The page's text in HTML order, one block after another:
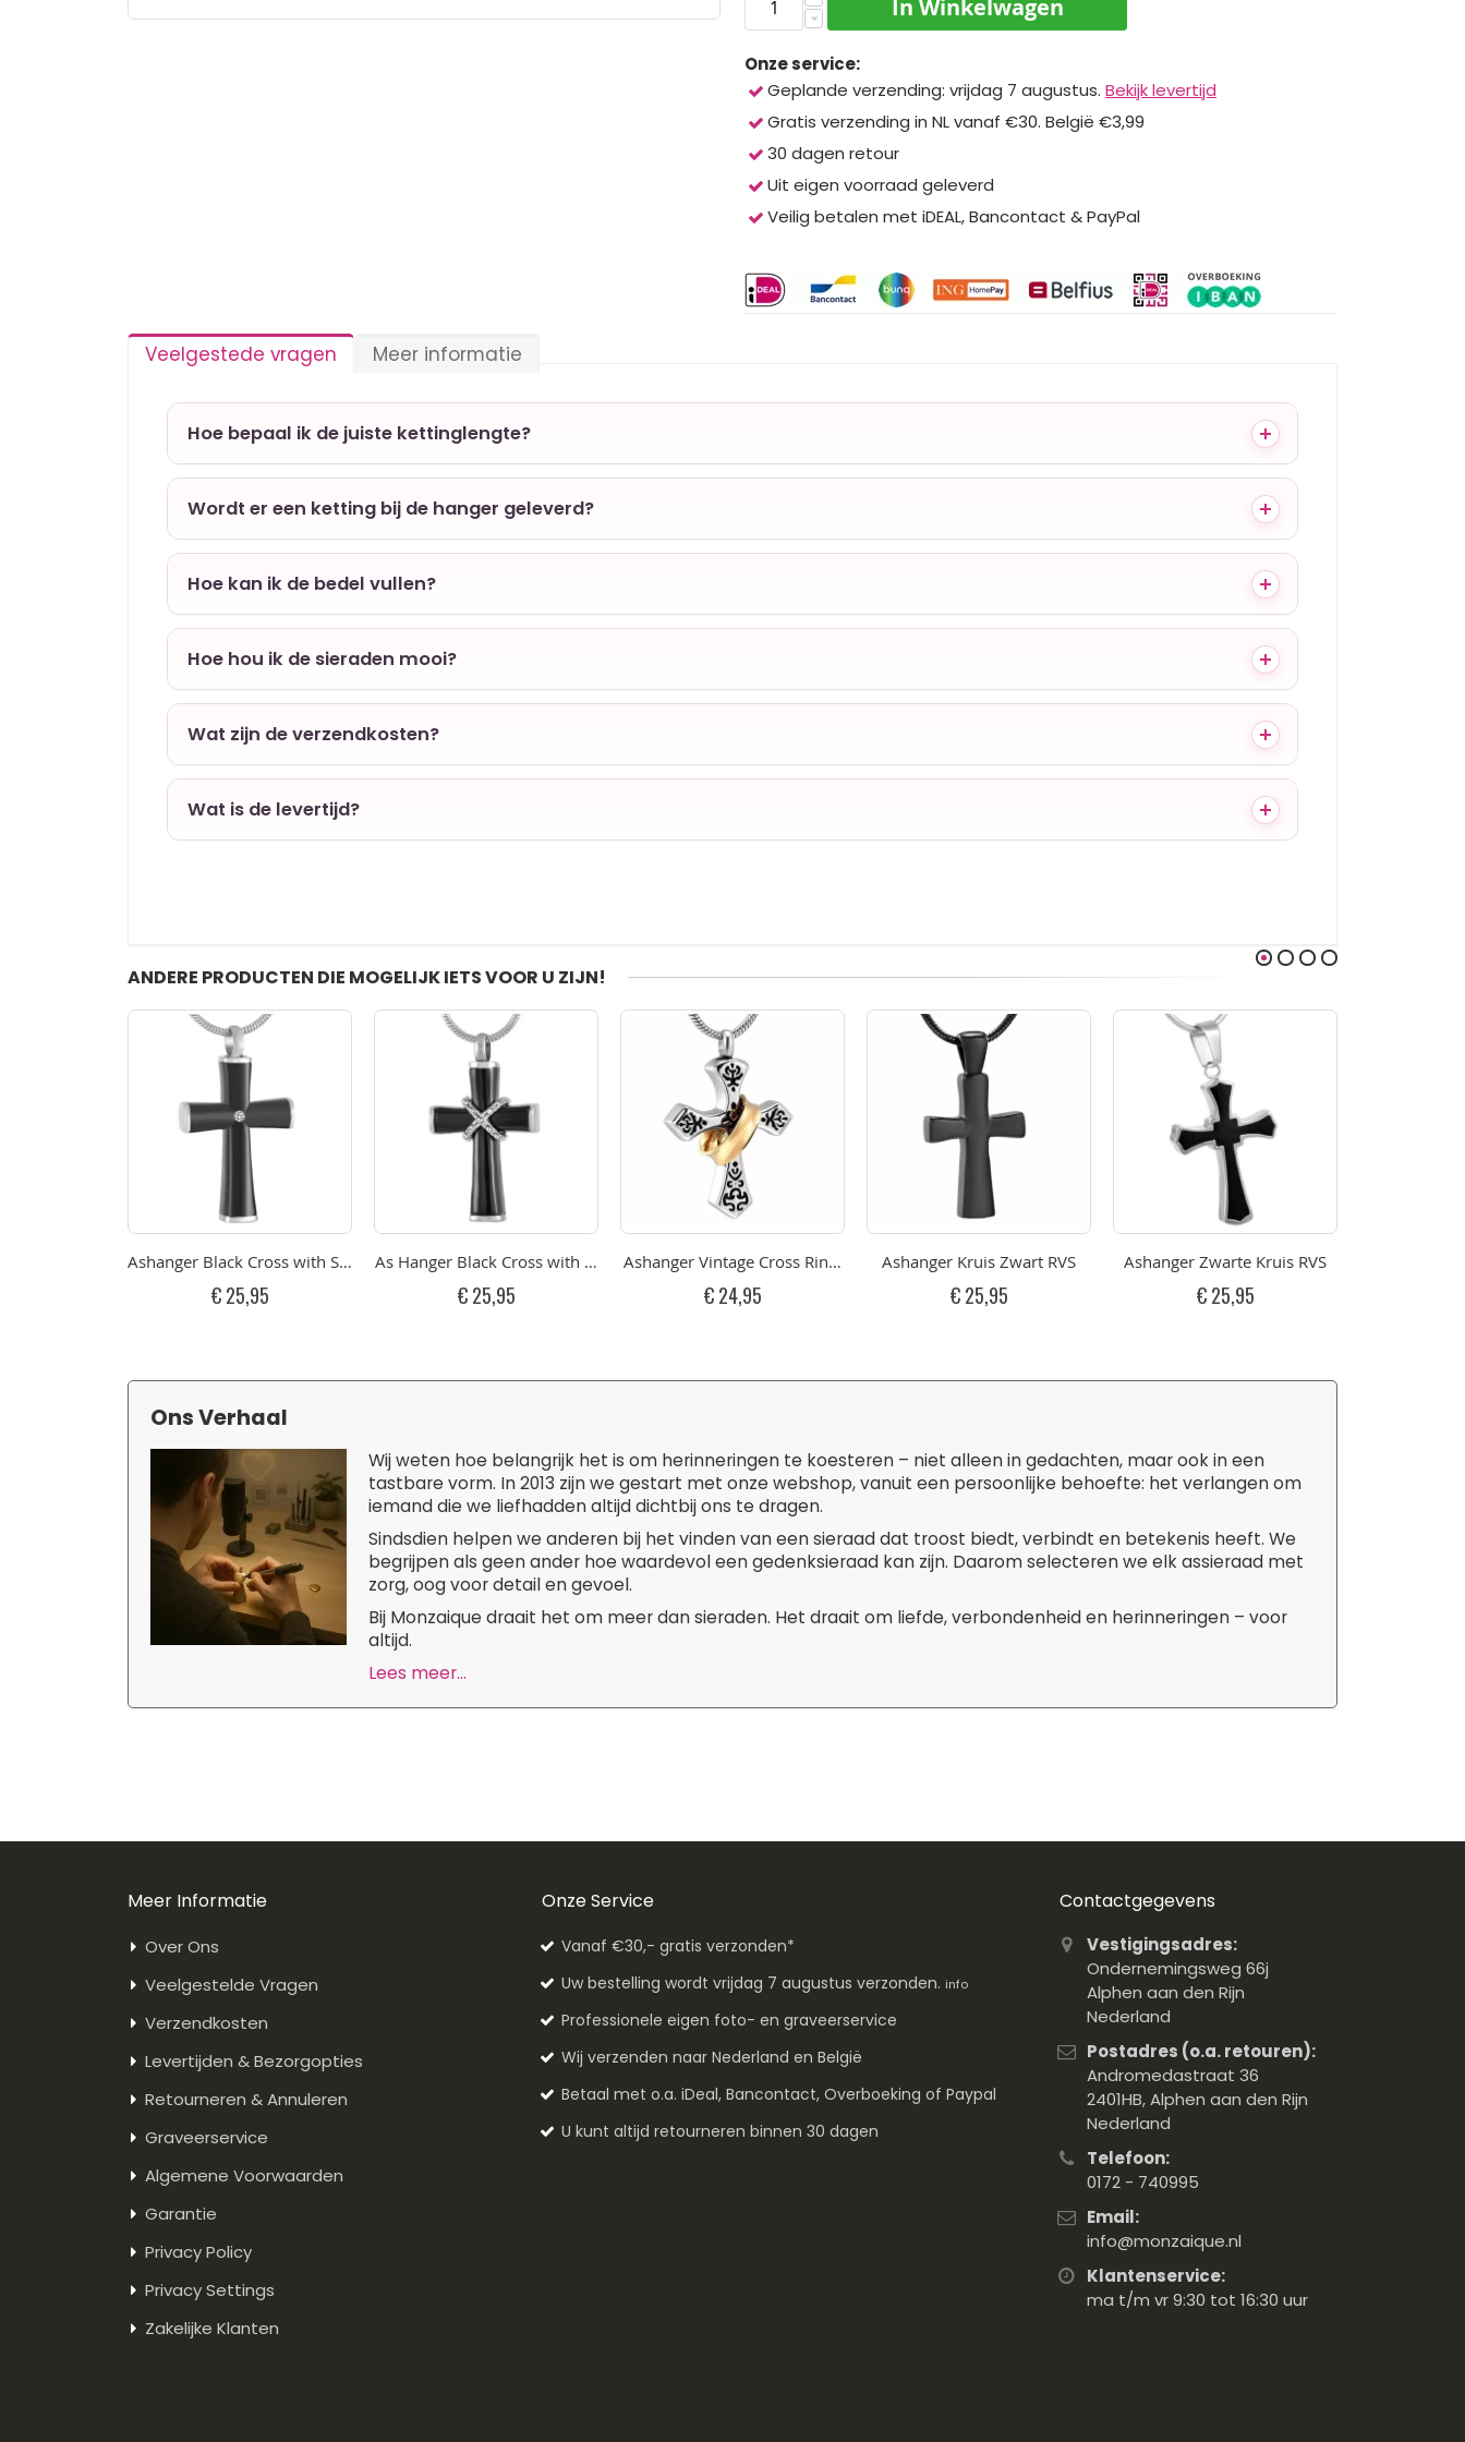
In Winkelwagen
Onze service:
Geplande verzending: vrijdag 7 augustus. Bekijk levertijd
Gratis verzending in NL vanaf €30. België €3,99
30 dagen retour
Uit eigen voorraad geleverd
Veilig betalen met iDEAL, Bancontact & PayPal
Veelgestede vragen
Hoe bepaal ik de juiste kettinglengte?
Wordt er een ketting bij de hanger geleverd?
Hoe kan ik de bedel vullen?
Hoe hou ik de sieraden mooi?
Wat zijn de verzendkosten?
Wat is de levertijd?
Meer informatie
ANDERE PRODUCTEN DIE MOGELIJK IETS VOOR U ZIJN!
Ashanger Black Cross with Strass Stone RVS Kruis
€ 25,95
As Hanger Black Cross with Strass RVS
€ 25,95
Ashanger Vintage Cross Ring RVS Goudkleurig
€ 24,95
Ashanger Kruis Zwart RVS
€ 25,95
Ashanger Zwarte Kruis RVS
€ 25,95
Ons Verhaal
Wij weten hoe belangrijk het is om herinneringen te koesteren – niet alleen in gedachten, maar ook in een
tastbare vorm. In 2013 zijn we gestart met onze webshop, vanuit een persoonlijke behoefte: het verlangen om
iemand die we liefhadden altijd dichtbij ons te dragen.
Sindsdien helpen we anderen bij het vinden van een sieraad dat troost biedt, verbindt en betekenis heeft. We
begrijpen als geen ander hoe waardevol een gedenksieraad kan zijn. Daarom selecteren we elk assieraad met
zorg, oog voor detail en gevoel.
Bij Monzaique draait het om meer dan sieraden. Het draait om liefde, verbondenheid en herinneringen – voor
altijd.
Lees meer...
Meer Informatie
Over Ons
Veelgestelde Vragen
Verzendkosten
Levertijden & Bezorgopties
Retourneren & Annuleren
Graveerservice
Algemene Voorwaarden
Garantie
Privacy Policy
Privacy Settings
Zakelijke Klanten
Onze Service
Vanaf €30,- gratis verzonden*
Uw bestelling wordt vrijdag 7 augustus verzonden. info
Professionele eigen foto- en graveerservice
Wij verzenden naar Nederland en België
Betaal met o.a. iDeal, Bancontact, Overboeking of Paypal
U kunt altijd retourneren binnen 30 dagen
Contactgegevens
Vestigingsadres:
Ondernemingsweg 66j
Alphen aan den Rijn
Nederland
Postadres (o.a. retouren):
Andromedastraat 36
2401HB, Alphen aan den Rijn
Nederland
Telefoon:
0172 - 740995
Email:
info@monzaique.nl
Klantenservice:
ma t/m vr 9:30 tot 16:30 uur